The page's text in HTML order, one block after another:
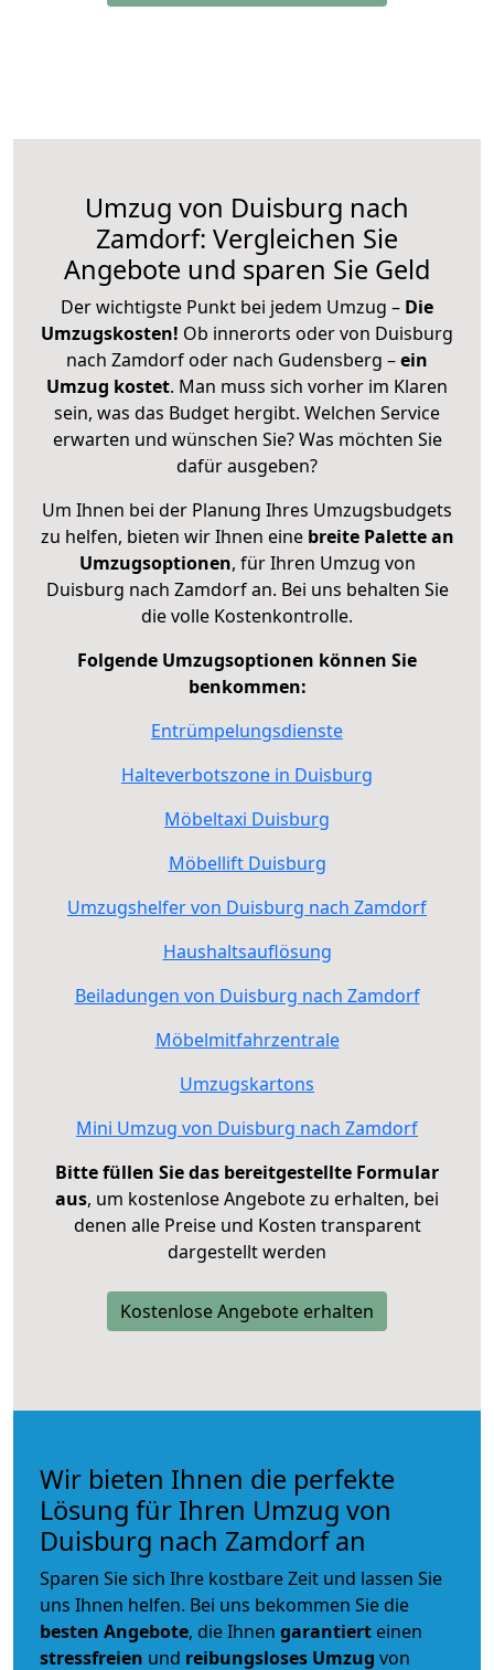
Umzug von Duisburg nach
Zamdorf: Vergleichen Sie
Angebote und sparen Sie Geld
Der wichtigste Punkt bei jedem Umzug – Die
Umzugskosten! Ob innerorts oder von Duisburg
nach Zamdorf oder nach Gudensberg –ein
Umzug kostet. Man muss sich vorher im Klaren
sein, was das Budget hergibt. Welchen Service
erwarten und wünschen Sie? Was möchten Sie
dafür ausgeben?
Um Ihnen bei der Planung Ihres Umzugsbudgets
zu helfen, bieten wir Ihnen eine breite Palette an
Umzugsoptionen, für Ihren Umzug von
Duisburg nach Zamdorf an. Bei uns behalten Sie
die volle Kostenkontrolle.
Folgende Umzugsoptionen können Sie
benkommen:
Entrümpelungsdienste
Halteverbotszone in Duisburg
Möbeltaxi Duisburg
Möbellift Duisburg
Umzugshelfer von Duisburg nach Zamdorf
Haushaltsauflösung
Beiladungen von Duisburg nach Zamdorf
Möbelmitfahrzentrale
Umzugskartons
Mini Umzug von Duisburg nach Zamdorf
Bitte füllen Sie das bereitgestellte Formular
aus, um kostenlose Angebote zu erhalten, bei
denen alle Preise und Kosten transparent
dargestellt werden
Kostenlose Angebote erhalten
Wir bieten Ihnen die perfekte
Lösung für Ihren Umzug von
Duisburg nach Zamdorf an
Sparen Sie sich Ihre kostbare Zeit und lassen Sie
uns Ihnen helfen. Bei uns bekommen Sie die
besten Angebote, die Ihnen garantiert einen
stressfreien und reibungsloses Umzug von